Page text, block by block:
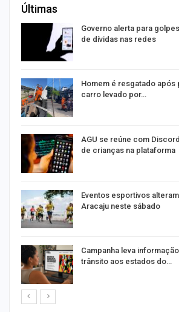
Últimas
Governo alerta para
de dívidas nas redes
Homem é resgatado após
carro levado por…
AGU se reúne com
de crianças na plataforma
Eventos esportivos
Aracaju neste sábado
Campanha leva
trânsito aos estados do…